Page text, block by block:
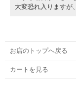
大変恐れ入りますが
お店のトップへ戻る
カートを見る